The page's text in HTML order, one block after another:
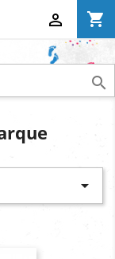
shopping_cart


